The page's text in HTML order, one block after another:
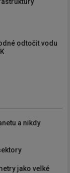
odtočit vodu
a nikdy
jako velké